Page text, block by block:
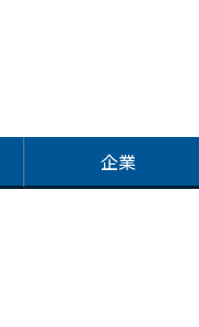
企業